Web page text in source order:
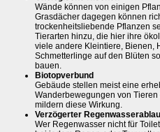
Wände können von einigen
Grasdächer dagegen können
trockenheitsliebende Pflanzen
Tierarten hinzu, die hier ihre
viele andere Kleintiere, Bienen,
Schmetterlinge auf den Blüten
bauen.
Biotopverbund
Gebäude stellen meist eine
Wanderbewegungen von
mildern diese Wirkung.
Verzögerter
Wer Regenwasser nicht für